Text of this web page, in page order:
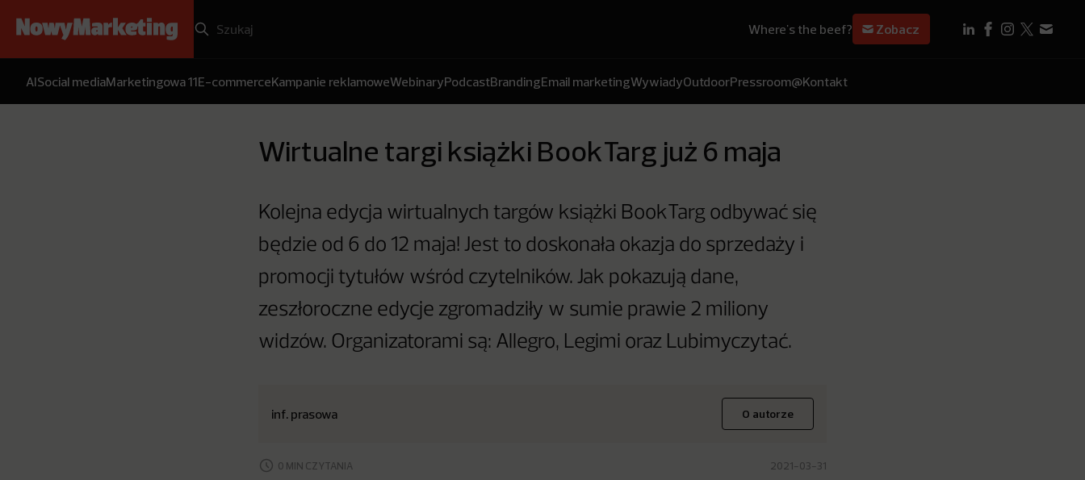
Where's the beef? Zobacz
AISocial mediaMarketingowa 11E-commerceKampanie reklamoweWebinaryPodcastBrandingEmail marketingWywiadyOutdoorPressroom@Kontakt
Wirtualne targi książki BookTarg już 6 maja
Kolejna edycja wirtualnych targów książki BookTarg odbywać się
będzie od 6 do 12 maja! Jest to doskonała okazja do sprzedaży i
promocji tytułów wśród czytelników. Jak pokazują dane,
zeszłoroczne edycje zgromadziły w sumie prawie 2 miliony
widzów. Organizatorami są: Allegro, Legimi oraz Lubimyczytać.
inf. prasowa O autorze
0 MIN CZYTANIA 2021-03-31